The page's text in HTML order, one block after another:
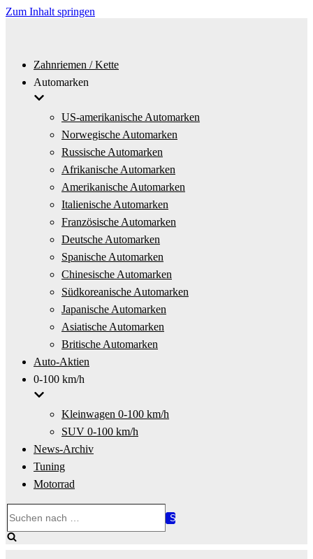
Zum Inhalt springen
Zahnriemen / Kette
Automarken
US-amerikanische Automarken
Norwegische Automarken
Russische Automarken
Afrikanische Automarken
Amerikanische Automarken
Italienische Automarken
Französische Automarken
Deutsche Automarken
Spanische Automarken
Chinesische Automarken
Südkoreanische Automarken
Japanische Automarken
Asiatische Automarken
Britische Automarken
Auto-Aktien
0-100 km/h
Kleinwagen 0-100 km/h
SUV 0-100 km/h
News-Archiv
Tuning
Motorrad
nach …